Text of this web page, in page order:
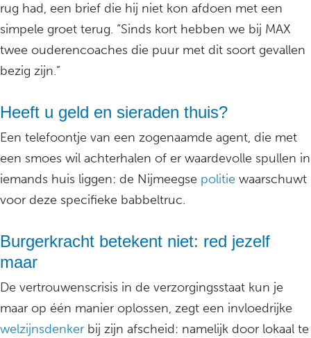
rug had, een brief die hij niet kon afdoen met een
simpele groet terug. “Sinds kort hebben we bij MAX
twee ouderencoaches die puur met dit soort gevallen
bezig zijn.”
Heeft u geld en sieraden thuis?
Een telefoontje van een zogenaamde agent, die met
een smoes wil achterhalen of er waardevolle spullen in
iemands huis liggen: de Nijmeegse politie waarschuwt
voor deze specifieke babbeltruc.
Burgerkracht betekent niet: red jezelf
maar
De vertrouwenscrisis in de verzorgingsstaat kun je
maar op één manier oplossen, zegt een invloedrijke
welzijnsdenker bij zijn afscheid: namelijk door lokaal te